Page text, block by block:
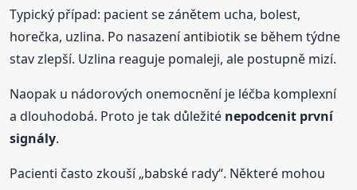
Typický případ: pacient se zánětem ucha, bolest,
horečka, uzlina. Po nasazení antibiotik se během týdne
stav zlepší. Uzlina reaguje pomaleji, ale postupně mizí.
Naopak u nádorových onemocnění je léčba komplexní
a dlouhodobá. Proto je tak důležité nepodcenit první
signály.
Pacienti často zkouší „babské rady“. Některé mohou